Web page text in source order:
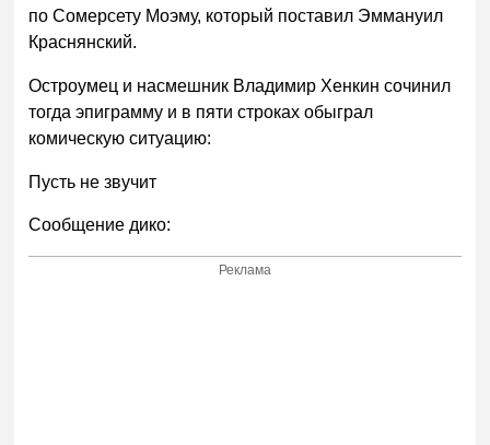
по Сомерсету Моэму, который поставил Эммануил
Краснянский.
Остроумец и насмешник Владимир Хенкин сочинил
тогда эпиграмму и в пяти строках обыграл
комическую ситуацию:
Пусть не звучит
Сообщение дико:
Реклама